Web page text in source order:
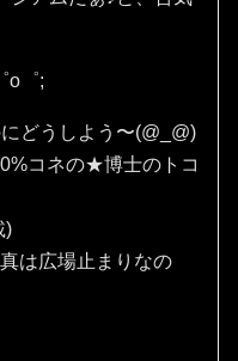
⁠o⁠゜⁠;
どうしよう〜(⁠@⁠_⁠@⁠)
コネの★博士のトコ
)
は広場止まりなの